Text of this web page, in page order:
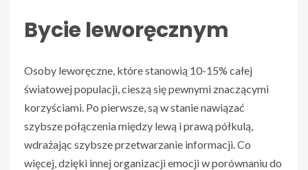
Bycie leworęcznym
Osoby leworęczne, które stanowią 10-15% całej
światowej populacji, cieszą się pewnymi znaczącymi
korzyściami. Po pierwsze, są w stanie nawiązać
szybsze połączenia między lewą i prawą półkulą,
wdrażając szybsze przetwarzanie informacji. Co
więcej, dzięki innej organizacji emocji w porównaniu do